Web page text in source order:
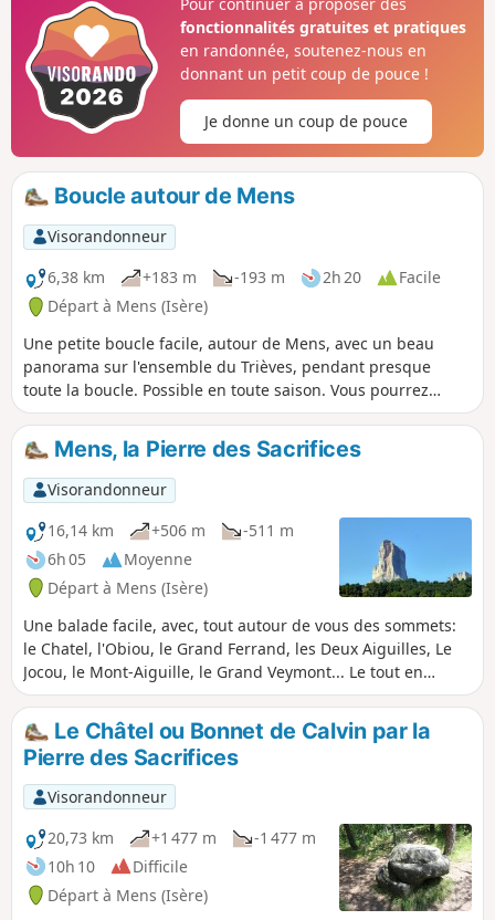
fonctionnalités gratuites et pratiques
en randonnée, soutenez-nous en
donnant un petit coup de pouce !
Je donne un coup de pouce
Boucle autour de Mens
Visorandonneur
6,38 km
+183 m -193 m 2h 20
Facile
Départ à Mens (Isère)
Une petite boucle facile, autour de Mens, avec un beau
panorama sur l'ensemble du Trièves, pendant presque
toute la boucle. Possible en toute saison. Vous pourrez
profiter des commerces ou cafés de Mens, avant ou après la
randonnée.
Mens, la Pierre des Sacrifices
Visorandonneur
16,14 km
+506 m
-511 m
6h 05
Moyenne
Départ à Mens (Isère)
Une balade facile, avec, tout autour de vous des sommets:
le Chatel, l'Obiou, le Grand Ferrand, les Deux Aiguilles, Le
Jocou, le Mont-Aiguille, le Grand Veymont... Le tout en
traversant des villages du Trièves. Une balade assez
ombragée, idéale en été.
Le Châtel ou Bonnet de Calvin par la
Pierre des Sacrifices
Visorandonneur
20,73 km
+1 477 m
-1 477 m
10h 10
Difficile
Départ à Mens (Isère)